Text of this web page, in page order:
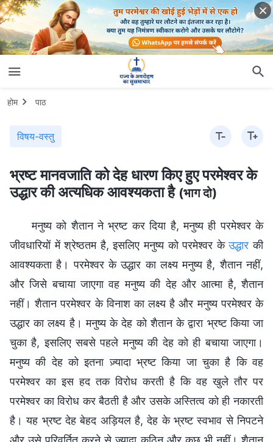
होम पाठ
विषय-वस्तु
भ्रष्ट मानवजाति को देह धारण किए हुए परमेश्वर के
उद्धार की अत्यधिक आवश्यकता है (भाग दो)
मनुष्य को शैतान ने भ्रष्ट कर दिया है, मनुष्य ही परमेश्वर के
जीवधारियों में श्रेष्ठतम है, इसलिए मनुष्य को परमेश्वर केउद्धार की
आवश्यकता है। परमेश्वर के उद्धार का लक्ष्य मनुष्य है, शैतान नहीं,
और जिसे बचाया जाएगा वह मनुष्य की देह और आत्मा है, शैतान
नहीं। शैतान परमेश्वर के विनाश का लक्ष्य है और मनुष्य परमेश्वर के
उद्धार का लक्ष्य है। मनुष्य के देह को शैतान के द्वारा भ्रष्ट किया जा
चुका है, इसलिए सबसे पहले मनुष्य की देह को ही बचाया जाएगा।
मनुष्य की देह को इतना ज़्यादा भ्रष्ट किया जा चुका है कि वह
परमेश्वर का इस हद तक विरोध करती है कि वह खुले तौर पर
परमेश्वर का विरोध कर बैठती है और उसके अस्तित्व को ही नकारती
है। यह भ्रष्ट देह बेहद अड़ियल है, देह के भ्रष्ट स्वभाव से निपटने